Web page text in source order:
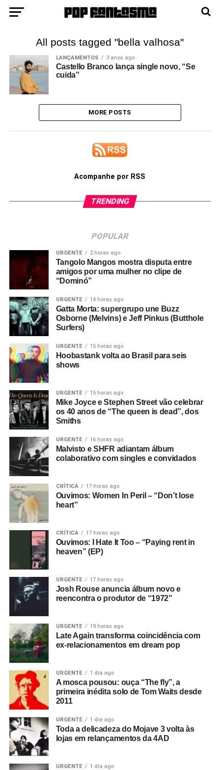
All posts tagged "bella valhosa"
LANÇAMENTOS 3 anos ago
Castello Branco lança single novo, “Se
cuida”
MORE POSTS
Acompanhe por RSS
TRENDING
POPULAR
URGENTE 2 horas ago
Tangolo Mangos mostra disputa entre
amigos por uma mulher no clipe de
“Dominó”
URGENTE 14 horas ago
Gatta Morta: supergrupo une Buzz
Osborne (Melvins) e Jeff Pinkus (Butthole
Surfers)
URGENTE 15 horas ago
Hoobastank volta ao Brasil para seis
shows
URGENTE 15 horas ago
Mike Joyce e Stephen Street vão celebrar
os 40 anos de “The queen is dead”, dos
Smiths
URGENTE 16 horas ago
Malvisto e SHFR adiantam álbum
colaborativo com singles e convidados
CRÍTICA 17 horas ago
Ouvimos: Women In Peril – “Don’t lose
heart”
CRÍTICA 17 horas ago
Ouvimos: I Hate It Too – “Paying rent in
heaven” (EP)
URGENTE 17 horas ago
Josh Rouse anuncia álbum novo e
reencontra o produtor de “1972”
URGENTE 19 horas ago
Late Again transforma coincidência com
ex-relacionamentos em dream pop
URGENTE 1 dia ago
A mosca pousou: ouça “The fly”, a
primeira inédita solo de Tom Waits desde
2011
URGENTE 1 dia ago
Toda a delicadeza do Mojave 3 volta às
lojas em relançamentos da 4AD
URGENTE 1 dia ago